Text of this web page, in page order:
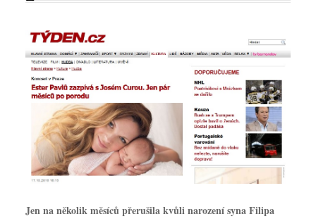
Jen na několik měsíců přerušila kvůli narození syna Filipa